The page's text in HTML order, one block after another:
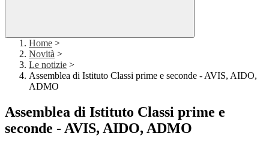
Home >
Novità >
Le notizie >
Assemblea di Istituto Classi prime e seconde - AVIS, AIDO,
ADMO
Assemblea di Istituto Classi prime e
seconde - AVIS, AIDO, ADMO